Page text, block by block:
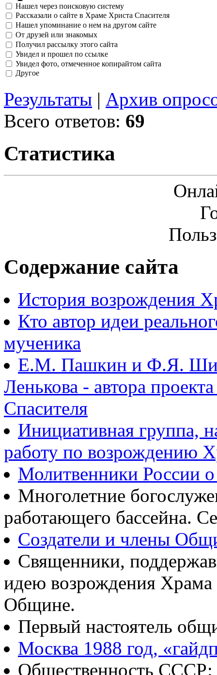
Нашел через поисковую систему
Рассказали о сайте в Храме Христа Спасителя
Нашел упоминание о нем на другом сайте
От друзей или знакомых
Получил рассылку этого сайта
Увидел и прошел по ссылке
Увидел фото, отмеченное копирайтом сайта
Другое
Результаты | Архив
Всего ответов: 69
Статистика
Содержание сайта
История возрождения
Кто автор идеи
мученика
Е.М. Пашкин и Ф.Я.
Ленькова - автора
Спасителя
Инициативная группа,
работу по возрождению
Молитвенники России
Многолетние
работающего бассейна.
Создатели и члены
Священники,
идею возрождения
Общине.
Первый настоятель
Москва 1988 год,
Общественность СССР: